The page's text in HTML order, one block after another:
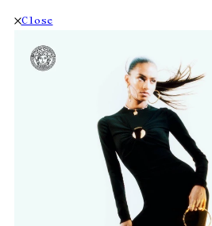
Close